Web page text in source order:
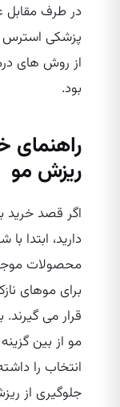
در طرف مقابل
پزشکی استرس
از روش‌ های
بود.
راهنمای
ریزش مو
اگر قصد خرید
دارید، ابتدا
محصولات
برای موهای
قرار می‌
مو از بین
انتخاب را
جلوگیری از